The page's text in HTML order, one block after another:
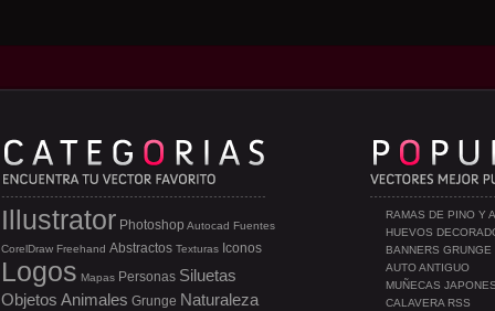
RAMAS DE PINO Y
HUEVOS
BANNERS GRUNGE
AUTO ANTIGUO
MUÑECAS
CALAVERA RSS
Illustrator Photoshop Autocad Fuentes
CorelDraw Freehand Abstractos Texturas Iconos
Logos Mapas Personas Siluetas
Objetos Animales Grunge Naturaleza